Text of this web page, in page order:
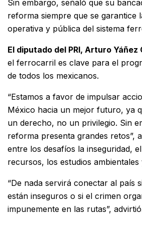
Sin embargo, señaló que su
reforma siempre que se garantice
operativa y pública del sistema
El diputado del PRI, Arturo Yáñez
el ferrocarril es clave para el
de todos los mexicanos.
“Estamos a favor de impulsar
México hacia un mejor futuro, ya
un derecho, no un privilegio. Sin
reforma presenta grandes retos”,
entre los desafíos la inseguridad,
recursos, los estudios
“De nada servirá conectar al país
están inseguros o si el crimen
impunemente en las rutas”,